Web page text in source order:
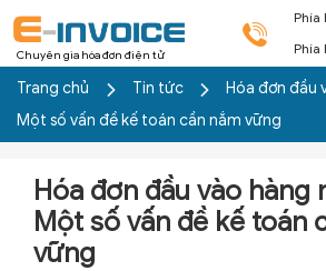
Chuyên gia hóa đơn điện tử
Phía
Phía
Trang chủ Tin tức
Hóa đơn đầu
Một số vấn đề kế toán cần nắm vững
Hóa đơn đầu vào hàng
Một số vấn đề kế toán
vững